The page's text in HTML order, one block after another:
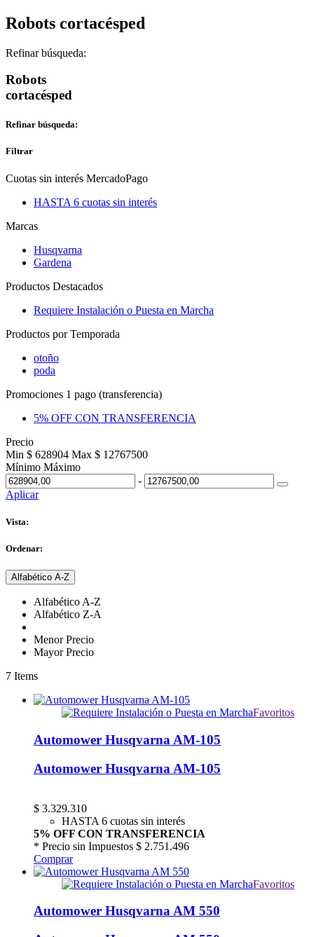
Robots cortacésped
Refinar búsqueda:
Robots
cortacésped
Refinar búsqueda:
Filtrar
Cuotas sin interés MercadoPago
HASTA 6 cuotas sin interés
Marcas
Husqvarna
Gardena
Productos Destacados
Requiere Instalación o Puesta en Marcha
Productos por Temporada
otoño
poda
Promociones 1 pago (transferencia)
5% OFF CON TRANSFERENCIA
Precio
Min $ 628904 Max $ 12767500
Mínimo Máximo
-
Aplicar
Vista:
Ordenar:
Alfabético A-Z
Alfabético A-Z
Alfabético Z-A
Menor Precio
Mayor Precio
7 Items
Favoritos
Automower Husqvarna AM-105
Automower Husqvarna AM-105
$ 3.329.310
HASTA 6 cuotas sin interés
5% OFF CON TRANSFERENCIA
* Precio sin Impuestos $ 2.751.496
Comprar
Favoritos
Automower Husqvarna AM 550